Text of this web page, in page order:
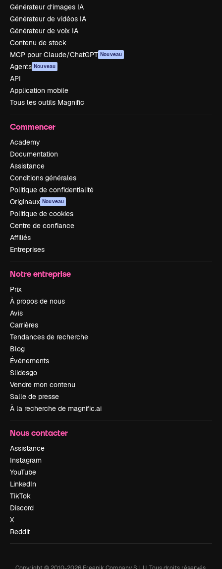
Générateur d’images IA
Générateur de vidéos IA
Générateur de voix IA
Contenu de stock
MCP pour Claude/ChatGPT Nouveau
Agents Nouveau
API
Application mobile
Tous les outils Magnific
Commencer
Academy
Documentation
Assistance
Conditions générales
Politique de confidentialité
Originaux Nouveau
Politique de cookies
Centre de confiance
Affiliés
Entreprises
Notre entreprise
Prix
À propos de nous
Avis
Carrières
Tendances de recherche
Blog
Événements
Slidesgo
Vendre mon contenu
Salle de presse
À la recherche de magnific.ai
Nous contacter
Assistance
Instagram
YouTube
LinkedIn
TikTok
Discord
X
Reddit